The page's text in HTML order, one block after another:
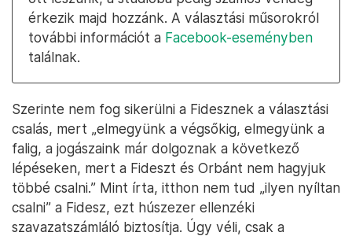
érkezik majd hozzánk. A választási műsorokról
további információt a Facebook-eseményben
találnak.
Szerinte nem fog sikerülni a Fidesznek a választási
csalás, mert „elmegyünk a végsőkig, elmegyünk a
falig, a jogászaink már dolgoznak a következő
lépéseken, mert a Fideszt és Orbánt nem hagyjuk
többé csalni.” Mint írta, itthon nem tud „ilyen nyíltan
csalni” a Fidesz, ezt húszezer ellenzéki
szavazatszámláló biztosítja. Úgy véli, csak a